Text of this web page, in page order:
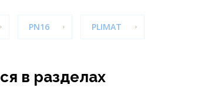
PN16 PLIMAT
в разделах